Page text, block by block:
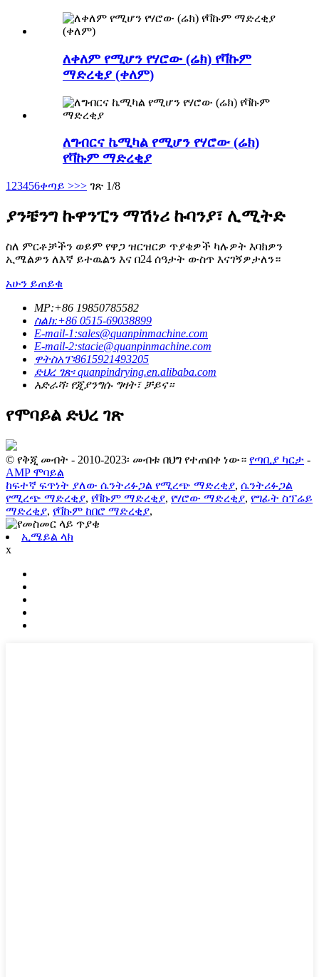
ለቀለም የሚሆን የሃሮው (ሬክ) የቫኩም
ማድረቂያ (ቀለም)
ለግብርና ኬሚካል የሚሆን የሃሮው (ሬክ)
የቫኩም ማድረቂያ
1 23456ቀጣይ >>> ገጽ 1/8
ያንቼንግ ኩዋንፒን ማሽነሪ ኩባንያ፣ ሊሚትድ
ስለ ምርቶቻችን ወይም የዋጋ ዝርዝርዎ ጥያቄዎች ካሉዎት እባክዎን
ኢሜልዎን ለእኛ ይተዉልን እና በ24 ሰዓታት ውስጥ እናገኝዎታለን።
አሁን ይጠይቁ
MP:+86 19850785582
ስልክ:+86 0515-69038899
E-mail-1:sales@quanpinmachine.com
E-mail-2:stacie@quanpinmachine.com
ዋትስአፕ፡8615921493205
ድህረ ገጽ፡ quanpindrying.en.alibaba.com
አድራሻ፡ የጂያንግሱ ግዛት፣ ቻይና።
የሞባይል ድህረ ገጽ
© የቅጂ መብት - 2010-2023፡ መብቱ በህግ የተጠበቀ ነው። የጣቢያ ካርታ -
AMP ሞባይል
ከፍተኛ ፍጥነት ያለው ሴንትሪፉጋል የሚረጭ ማድረቂያ, ሴንትሪፉጋል
የሚረጭ ማድረቂያ, የቫኩም ማድረቂያ, የሃሮው ማድረቂያ, የግፊት ስፕሬይ
ማድረቂያ, የቫኩም ከበሮ ማድረቂያ,
ኢሜይል ላክ
x